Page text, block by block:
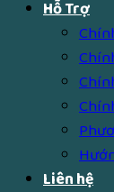
Hỗ Trợ
Liên hệ